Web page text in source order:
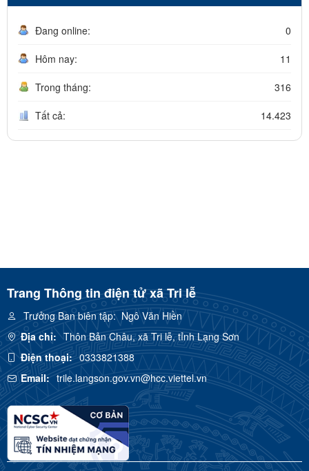
Đang online: 0
Hôm nay: 11
Trong tháng: 316
Tất cả: 14.423
Trang Thông tin điện tử xã Tri lễ
Trưởng Ban biên tập:Ngô Văn Hiền
Địa chỉ: Thôn Bản Châu, xã Tri lễ, tỉnh Lạng Sơn
Điện thoại: 0333821388
Email: trile.langson.gov.vn@hcc.viettel.vn